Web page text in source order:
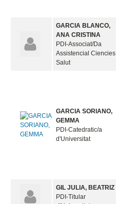
GARCIA BLANCO,
ANA CRISTINA
PDI-Associat/Da
Assistencial Ciencies
Salut
GARCIA SORIANO,
GEMMA
PDI-Catedratic/a
d'Universitat
GIL JULIA, BEATRIZ
PDI-Titular